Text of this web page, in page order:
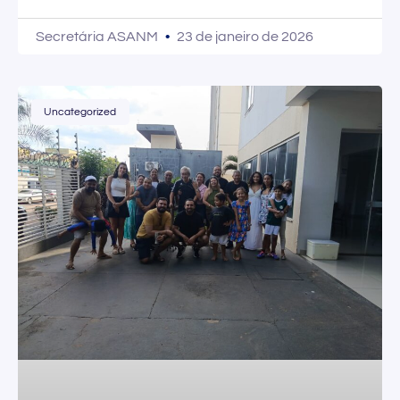
Secretária ASANM 23 de janeiro de 2026
Uncategorized